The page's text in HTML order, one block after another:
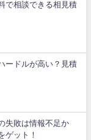
で相談できる相見積
ードルが高い？見積
失敗は情報不足か
ゲット！